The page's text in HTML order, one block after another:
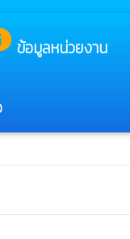
ข้อมูลหน่วยงาน
จ